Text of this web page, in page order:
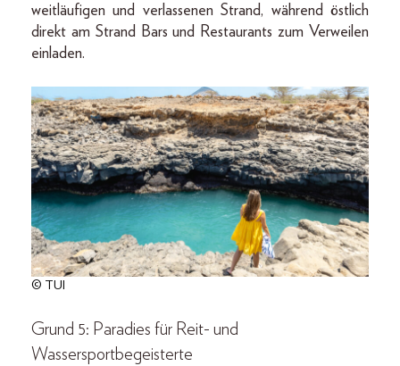
weitläufigen und verlassenen Strand, während östlich
direkt am Strand Bars und Restaurants zum Verweilen
einladen.
© TUI
Grund 5: Paradies für Reit- und
Wassersportbegeisterte